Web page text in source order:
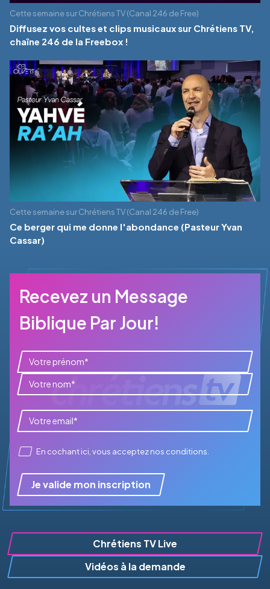
Cette semaine sur Chrétiens TV (Canal 246 de Free)
Diffusez vos cultes et clips musicaux sur Chrétiens TV,
chaîne 246 de la Freebox !
Cette semaine sur Chrétiens TV (Canal 246 de Free)
Ce berger qui me donne l'abondance (Pasteur Yvan
Cassar)
Recevez un Message
Biblique Par Jour!
En cochant ici, vous accepteznos conditions
Je valide mon inscription
Chrétiens TV Live
Vidéos à la demande